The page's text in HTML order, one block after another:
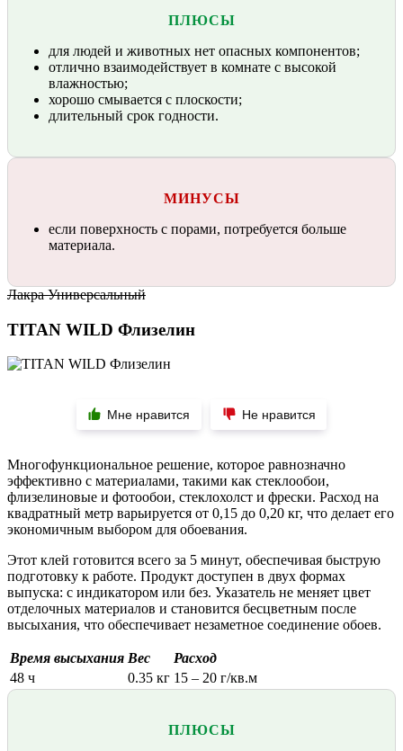
ПЛЮСЫ
для людей и животных нет опасных компонентов;
отлично взаимодействует в комнате с высокой
влажностью;
хорошо смывается с плоскости;
длительный срок годности.
МИНУСЫ
если поверхность с порами, потребуется больше
материала.
Лакра Универсальный
TITAN WILD Флизелин
Мне нравится Не нравится
Многофункциональное решение, которое равнозначно
эффективно с материалами, такими как стеклообои,
флизелиновые и фотообои, стеклохолст и фрески. Расход на
квадратный метр варьируется от 0,15 до 0,20 кг, что делает его
экономичным выбором для обоевания.
Этот клей готовится всего за 5 минут, обеспечивая быструю
подготовку к работе. Продукт доступен в двух формах
выпуска: с индикатором или без. Указатель не меняет цвет
отделочных материалов и становится бесцветным после
высыхания, что обеспечивает незаметное соединение обоев.
Время высыхания Вес
Расход
48 ч
0.35 кг 15 – 20 г/кв.м
ПЛЮСЫ